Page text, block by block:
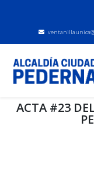
ACTA #23